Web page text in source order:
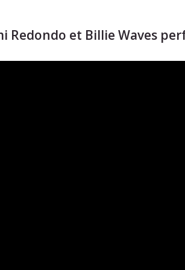
Redondo et Billie Waves